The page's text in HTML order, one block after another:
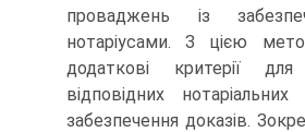
проваджень із
нотаріусами. З цією
додаткові критерії
відповідних
забезпечення доказів.